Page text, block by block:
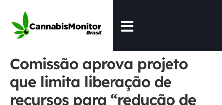
Comissão aprova projeto
que limita liberação de
recursos para “redução de